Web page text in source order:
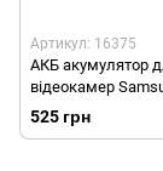
Артикул: 16375
АКБ акумулятор
відеокамер
320
525 грн